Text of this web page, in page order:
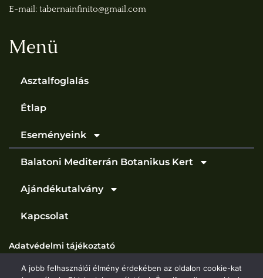
E-mail: tabernainfinito@gmail.com
Menü
Asztalfoglalás
Étlap
Eseményeink
Balatoni Mediterrán Botanikus Kert
Ajándékutalvány
Kapcsolat
Adatvédelmi tájékoztató
A jobb felhasználói élmény érdekében az oldalon cookie-kat